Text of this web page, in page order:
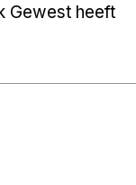
Gewest heeft